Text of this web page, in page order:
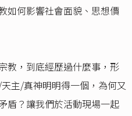
如何影響社會面貌、思想價
教，到底經歷過什麼事，形
主/真神明明得一個，為何又
盾？讓我們於活動現場一起